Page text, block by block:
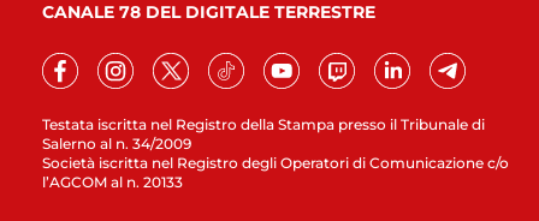
Testata iscritta nel Registro della Stampa presso il Tribunale di
Salerno al n. 34/2009
Società iscritta nel Registro degli Operatori di Comunicazione c/o
l’AGCOM al n. 20133
CANALE 78 DEL DIGITALE TERRESTRE